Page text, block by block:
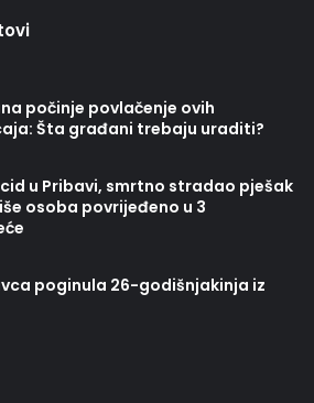
počinje povlačenje ovih
Šta građani trebaju uraditi?
u Pribavi, smrtno stradao pješak
osoba povrijeđeno u 3
poginula 26-godišnjakinja iz